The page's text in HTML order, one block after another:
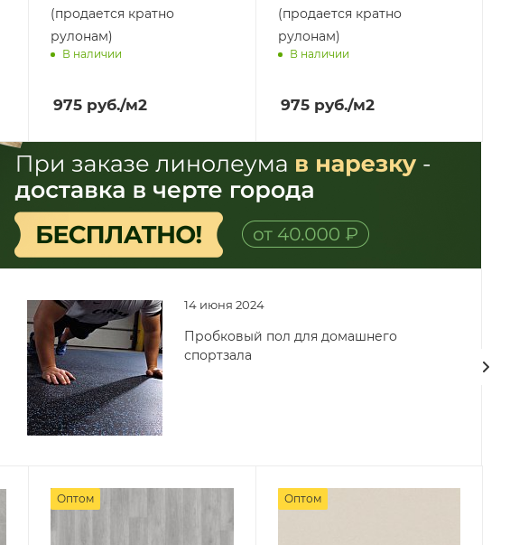
(продается кратно
рулонам)
В наличии
975 руб./м2
(продается кратно
рулонам)
В наличии
975руб./м2
14 июня 2024
Пробковый пол для домашнего
спортзала
Оптом Оптом